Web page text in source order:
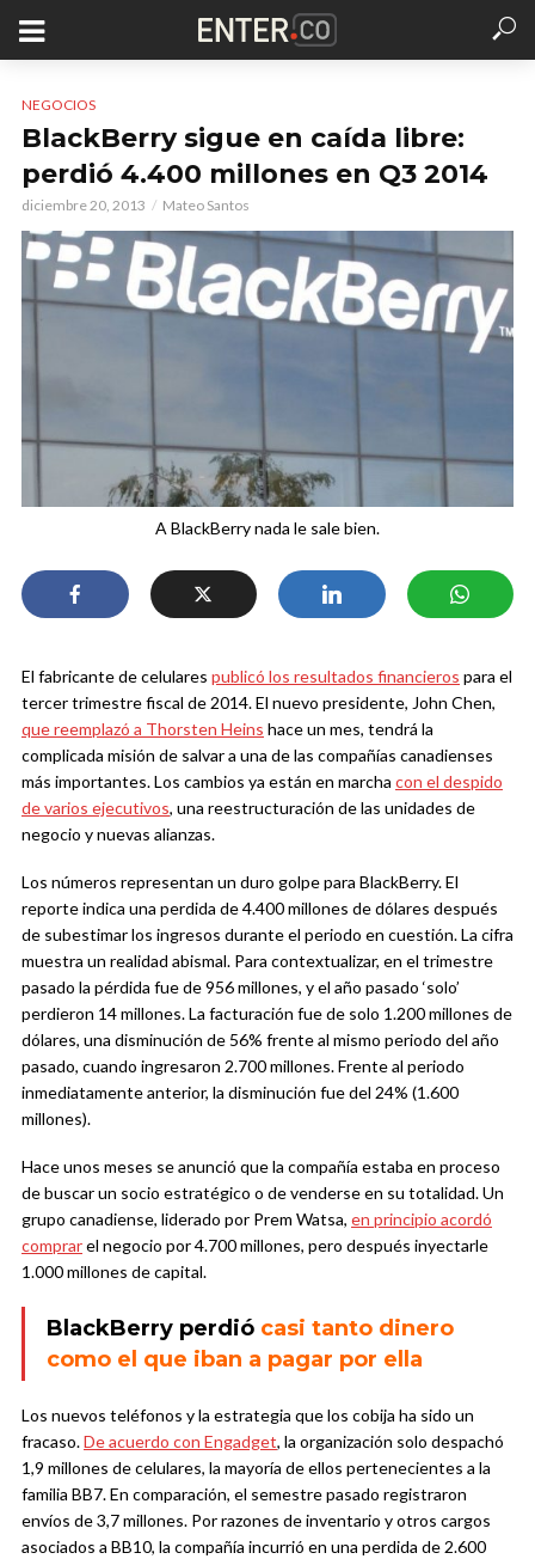
NEGOCIOS
BlackBerry sigue en caída libre:
perdió 4.400 millones en Q3 2014
diciembre 20, 2013 Mateo Santos
A BlackBerry nada le sale bien.
El fabricante de celulares publicó los resultados financieros para el
tercer trimestre fiscal de 2014. El nuevo presidente, John Chen,
que reemplazó a Thorsten Heins hace un mes, tendrá la
complicada misión de salvar a una de las compañías canadienses
más importantes. Los cambios ya están en marcha con el despido
de varios ejecutivos, una reestructuración de las unidades de
negocio y nuevas alianzas.
Los números representan un duro golpe para BlackBerry. El
reporte indica una perdida de 4.400 millones de dólares después
de subestimar los ingresos durante el periodo en cuestión. La cifra
muestra un realidad abismal. Para contextualizar, en el trimestre
pasado la pérdida fue de 956 millones, y el año pasado ‘solo’
perdieron 14 millones. La facturación fue de solo 1.200 millones de
dólares, una disminución de 56% frente al mismo periodo del año
pasado, cuando ingresaron 2.700 millones. Frente al periodo
inmediatamente anterior, la disminución fue del 24% (1.600
millones).
Hace unos meses se anunció que la compañía estaba en proceso
de buscar un socio estratégico o de venderse en su totalidad. Un
grupo canadiense, liderado por Prem Watsa, en principio acordó
comprarel negocio por 4.700 millones, pero después inyectarle
1.000 millones de capital.
BlackBerry perdió casi tanto dinero
como el que iban a pagar por ella
Los nuevos teléfonos y la estrategia que los cobija ha sido un
fracaso.De acuerdo con Engadget, la organización solo despachó
1,9 millones de celulares, la mayoría de ellos pertenecientes a la
familia BB7. En comparación, el semestre pasado registraron
envíos de 3,7 millones. Por razones de inventario y otros cargos
asociados a BB10, la compañía incurrió en una perdida de 2.600